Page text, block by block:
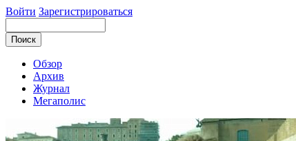
Войти Зарегистрироваться
Обзор
Архив
Журнал
Мегаполис